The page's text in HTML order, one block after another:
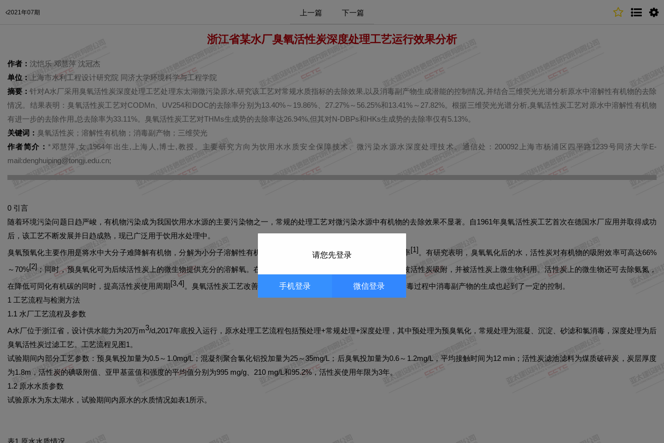
2021年07期 上一篇 下一篇
浙江省某水厂臭氧活性炭深度处理工艺运行效果分析
作者： 沈恺乐 邓慧萍 沈冠杰
单位：
上海市水利工程设计研究院 同济大学环境科学与工程学院
摘要：针对A水厂采用臭氧活性炭深度处理工艺处理东太湖微污染原水,研究该工艺对常规水质指标的去除效果,以及消毒副产物生成潜能的控制情况,并结合三维荧光光谱分析原水中溶解性有机物的去除
情况。结果表明：臭氧活性炭工艺对CODMn、UV254和DOC的去除率分别为13.40%～19.86%、27.27%～56.25%和13.41%～27.82%。根据三维荧光光谱分析,臭氧活性炭工艺对原水中溶解性有机物
有进一步的去除作用,总去除率为33.11%。臭氧活性炭工艺对THMs生成势的去除率达26.94%,但其对N-DBPs和HKs生成势的去除率仅有5.13%。
关键词： 臭氧活性炭；溶解性有机物；消毒副产物；三维荧光
作者简介：*邓慧萍,女,1964年出生,上海人,博士,教授。主要研究方向为饮用水水质安全保障技术、微污染水源水深度处理技术。通信处：200092上海市杨浦区四平路1239号同济大学E-
mail:denghuiping@tongji.edu.cn;
0 引言
随着环境污染问题日趋严峻，有机物污染成为我国饮用水水源的主要污染物之一，常规的处理工艺对微污染水源中有机物的去除效果不显著。自1961年臭氧活性炭工艺首次在德国水厂应用并取得成功
后，该工艺不断发展并日趋成熟，现已广泛用于饮用水处理中。
臭氧预氧化主要作用是将水中大分子难降解有机物，分解为小分子溶解性有机物，从而使得后续的活性炭有更高的吸附效率[1]。有研究表明，臭氧氧化后的水，活性炭对有机物的吸附效率可高达66%
～70%[2] ；同时，预臭氧化可为后续活性炭上的微生物提供充分的溶解氧。在后续的生物活性炭阶段中，小分子量有机物被活性炭吸附，并被活性炭上微生物利用。活性炭上的微生物还可去除氨氮，
在降低可同化有机碳的同时，提高活性炭使用周期[3,4]。臭氧活性炭工艺改善了对溶解性有机物的去除效果，因而对后续消毒过程中消毒副产物的生成也起到了一定的控制。
1 工艺流程与检测方法
1.1 水厂工艺流程及参数
A水厂位于浙江省，设计供水能力为20万m3/d,2017年底投入运行，原水处理工艺流程包括预处理+常规处理+深度处理，其中预处理为预臭氧化，常规处理为混凝、沉淀、砂滤和氯消毒，深度处理为后
臭氧活性炭过滤工艺。工艺流程见图1。
试验期间内部分工艺参数：预臭氧投加量为0.5～1.0mg/L；混凝剂聚合氯化铝投加量为25～35mg/L；后臭氧投加量为0.6～1.2mg/L，平均接触时间为12 min；活性炭滤池滤料为煤质破碎炭，炭层厚度
为1.8m，活性炭的碘吸附值、亚甲基蓝值和强度的平均值分别为995 mg/g、210 mg/L和95.2%，活性炭使用年限为3年。
1.2 原水水质参数
试验原水为东太湖水，试验期间内原水的水质情况如表1所示。
请您先登录
手机登录 微信登录